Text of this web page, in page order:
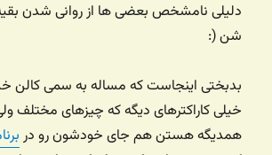
دلیلی نامشخص بعضی ها از روانی شدن
شن (:
بدبختی اینجاست که مساله به سمی کالن
خیلی کاراکترهای دیگه که چیزهای مختلف
همدیگه هستن هم جای خودشون رو در